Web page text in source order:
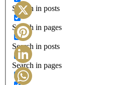
Search in posts
Search in pages
Search in posts
Search in pages
Facebook
X
Pinterest
LinkedIn